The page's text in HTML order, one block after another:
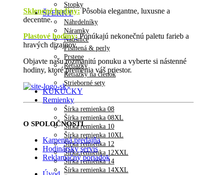
Stopky
ŠPERKY
Náhrdelníky
Náramky
Náušnice
Písmená & perly
Prstene
Retiazky
Retiazky na členok
Strieborné sety
KUKUČKY
Remienky
Šírka remienka 08
Šírka remienka 08XL
Šírka remienka 10
Šírka remienka 10XL
Šírka remienka 12
Šírka remienka 12XXL
Šírka remienka 14
Šírka remienka 14XXL
Sklenené hodiny:Pôsobia elegantne, luxusne a
decentne.
Plastové hodiny:Ponúkajú nekonečnú paletu farieb a
hravých dizajnov.
Objavte našu rozmanitú ponuku a vyberte si nástenné
hodiny, ktoré premenia váš priestor.
O SPOLOČNOSTI
Kamenná predajňa
Hodinársky servis
Reklamačný poriadok